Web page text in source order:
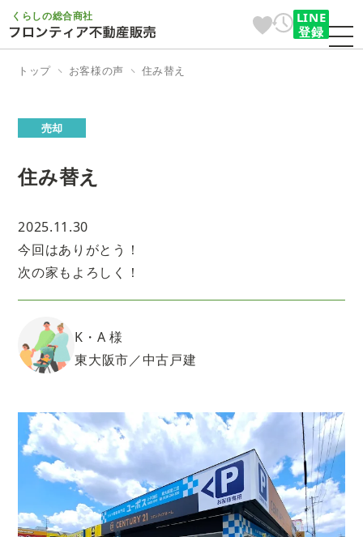
くらしの総合商社
LINE
登録
トップ お客様の声 住み替え
売却
住み替え
2025.11.30
今回はありがとう！
次の家もよろしく！
K・A 様
東大阪市／中古戸建